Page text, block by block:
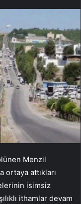
Menzil
ortaya attıkları
isimsiz
ithamlar devam